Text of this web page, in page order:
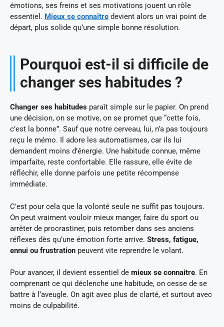
émotions, ses freins et ses motivations jouent un rôle
essentiel. Mieux se connaître devient alors un vrai point de
départ, plus solide qu’une simple bonne résolution.
Pourquoi est-il si difficile de
changer ses habitudes ?
Changer ses habitudes paraît simple sur le papier. On prend
une décision, on se motive, on se promet que “cette fois,
c’est la bonne”. Sauf que notre cerveau, lui, n’a pas toujours
reçu le mémo. Il adore les automatismes, car ils lui
demandent moins d’énergie. Une habitude connue, même
imparfaite, reste confortable. Elle rassure, elle évite de
réfléchir, elle donne parfois une petite récompense
immédiate.
C’est pour cela que la volonté seule ne suffit pas toujours.
On peut vraiment vouloir mieux manger, faire du sport ou
arrêter de procrastiner, puis retomber dans ses anciens
réflexes dès qu’une émotion forte arrive. Stress, fatigue,
ennui ou frustration peuvent vite reprendre le volant.
Pour avancer, il devient essentiel de mieux se connaitre. En
comprenant ce qui déclenche une habitude, on cesse de se
battre à l’aveugle. On agit avec plus de clarté, et surtout avec
moins de culpabilité.